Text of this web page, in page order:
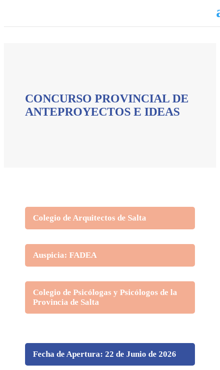
CONCURSO PROVINCIAL DE
ANTEPROYECTOS E IDEAS
Colegio de Arquitectos de Salta
Auspicia: FADEA
Colegio de Psicólogas y Psicólogos de la
Provincia de Salta
Fecha de Apertura: 22 de Junio de 2026